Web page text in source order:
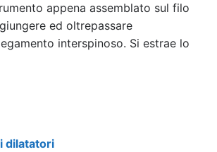
appena assemblato sul filo
ed oltrepassare
interspinoso. Si estrae lo
dilatatori